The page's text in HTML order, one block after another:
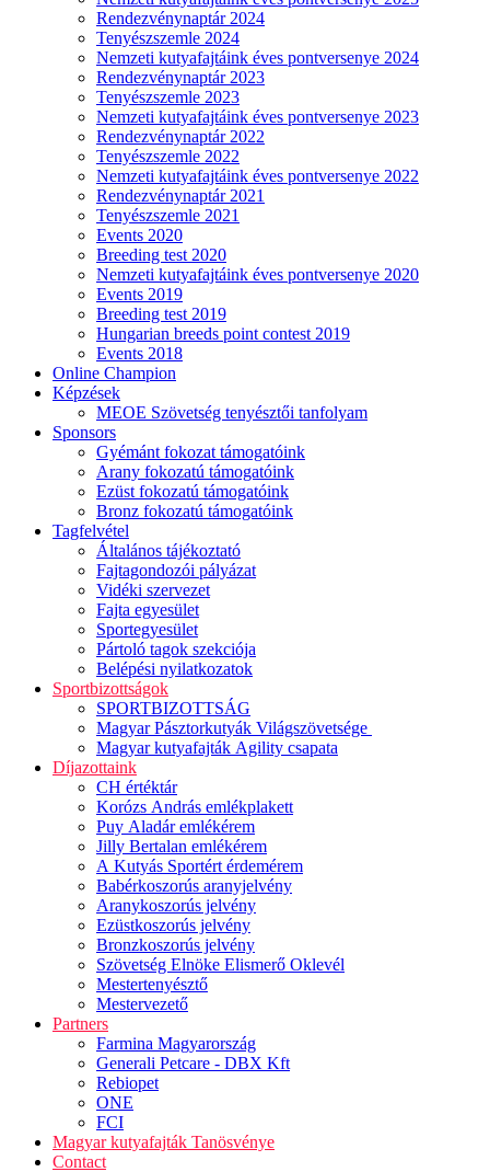
Rendezvénynaptár 2024
Tenyészszemle 2024
Nemzeti kutyafajtáink éves pontversenye 2024
Rendezvénynaptár 2023
Tenyészszemle 2023
Nemzeti kutyafajtáink éves pontversenye 2023
Rendezvénynaptár 2022
Tenyészszemle 2022
Nemzeti kutyafajtáink éves pontversenye 2022
Rendezvénynaptár 2021
Tenyészszemle 2021
Events 2020
Breeding test 2020
Nemzeti kutyafajtáink éves pontversenye 2020
Events 2019
Breeding test 2019
Hungarian breeds point contest 2019
Events 2018
Online Champion
Képzések
MEOE Szövetség tenyésztői tanfolyam
Sponsors
Gyémánt fokozat támogatóink
Arany fokozatú támogatóink
Ezüst fokozatú támogatóink
Bronz fokozatú támogatóink
Tagfelvétel
Általános tájékoztató
Fajtagondozói pályázat
Vidéki szervezet
Fajta egyesület
Sportegyesület
Pártoló tagok szekciója
Belépési nyilatkozatok
Sportbizottságok
SPORTBIZOTTSÁG
Magyar Pásztorkutyák Világszövetsége
Magyar kutyafajták Agility csapata
Díjazottaink
CH értéktár
Korózs András emlékplakett
Puy Aladár emlékérem
Jilly Bertalan emlékérem
A Kutyás Sportért érdemérem
Babérkoszorús aranyjelvény
Aranykoszorús jelvény
Ezüstkoszorús jelvény
Bronzkoszorús jelvény
Szövetség Elnöke Elismerő Oklevél
Mestertenyésztő
Mestervezető
Partners
Farmina Magyarország
Generali Petcare - DBX Kft
Rebiopet
ONE
FCI
Magyar kutyafajták Tanösvénye
Contact